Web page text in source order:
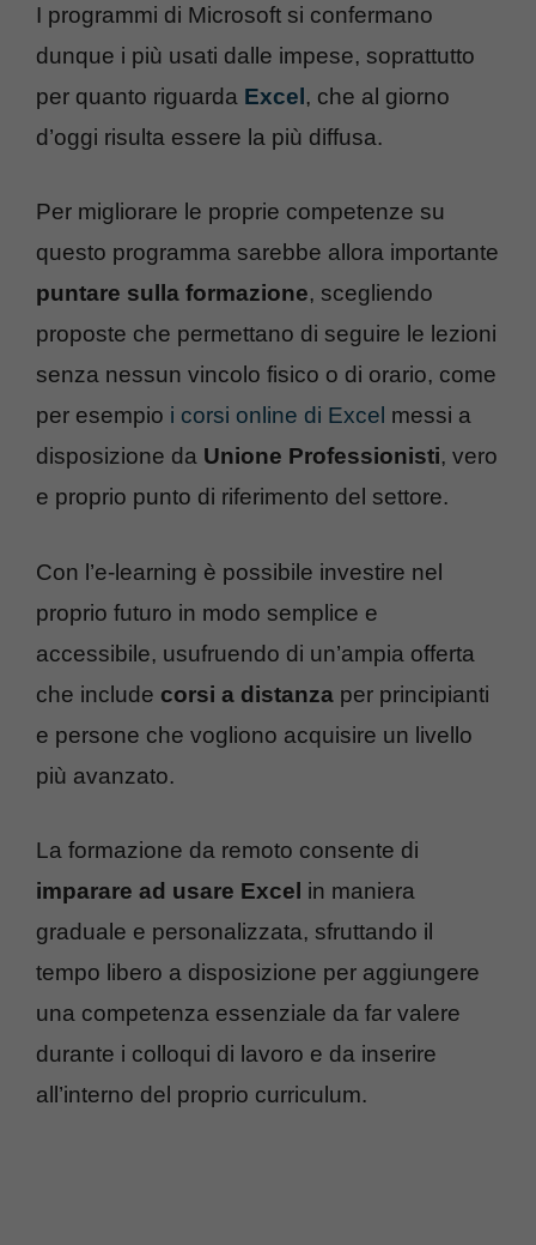
I programmi di Microsoft si confermano
dunque i più usati dalle impese, soprattutto
per quanto riguarda Excel, che al giorno
d’oggi risulta essere la più diffusa.
Per migliorare le proprie competenze su
questo programma sarebbe allora importante
puntare sulla formazione, scegliendo
proposte che permettano di seguire le lezioni
senza nessun vincolo fisico o di orario, come
per esempio i corsi online di Excel messi a
disposizione da Unione Professionisti, vero
e proprio punto di riferimento del settore.
Con l’e-learning è possibile investire nel
proprio futuro in modo semplice e
accessibile, usufruendo di un’ampia offerta
che include corsi a distanza per principianti
e persone che vogliono acquisire un livello
più avanzato.
La formazione da remoto consente di
imparare ad usare Excel in maniera
graduale e personalizzata, sfruttando il
tempo libero a disposizione per aggiungere
una competenza essenziale da far valere
durante i colloqui di lavoro e da inserire
all’interno del proprio curriculum.